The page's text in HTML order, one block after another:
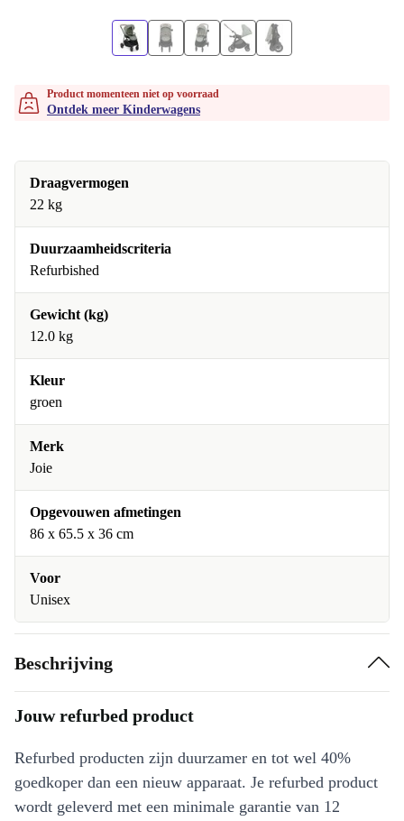
Product momenteen niet op voorraad
Ontdek meer Kinderwagens
Draagvermogen
22 kg
Duurzaamheidscriteria
Refurbished
Gewicht (kg)
12.0 kg
Kleur
groen
Merk
Joie
Opgevouwen afmetingen
86 x 65.5 x 36 cm
Voor
Unisex
Beschrijving
Jouw refurbed product
Refurbed producten zijn duurzamer en tot wel 40%
goedkoper dan een nieuw apparaat. Je refurbed product
wordt geleverd met een minimale garantie van 12